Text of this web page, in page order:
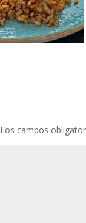
Los campos